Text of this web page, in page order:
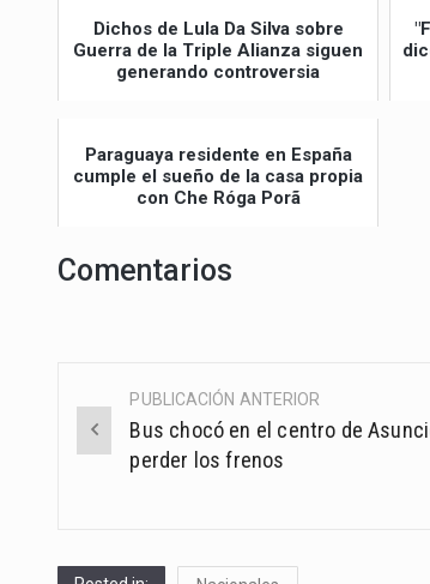
Dichos de Lula Da Silva sobre
Guerra de la Triple Alianza siguen
generando controversia
Paraguaya residente en España
cumple el sueño de la casa propia
con Che Róga Porã
Comentarios
Post
navigation
PUBLICACIÓN ANTERIOR
Bus chocó en el centro de
perder los frenos